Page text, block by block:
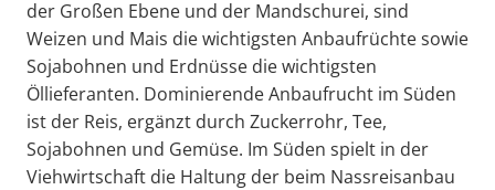
der Großen Ebene und der Mandschurei, sind
Weizen und Mais die wichtigsten Anbaufrüchte sowie
Sojabohnen und Erdnüsse die wichtigsten
Öllieferanten. Dominierende Anbaufrucht im Süden
ist der Reis, ergänzt durch Zuckerrohr, Tee,
Sojabohnen und Gemüse. Im Süden spielt in der
Viehwirtschaft die Haltung der beim Nassreisanbau